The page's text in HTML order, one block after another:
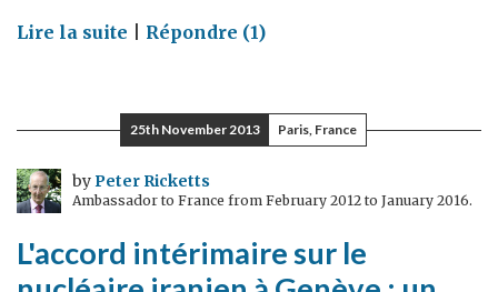
Lire la suite on
du
Royaume-
Uni
en
Répondre (1)
25th November 2013 Paris, France
byPeter Ricketts
Ambassador to France from February 2012 to January 2016.
L'accord intérimaire sur le